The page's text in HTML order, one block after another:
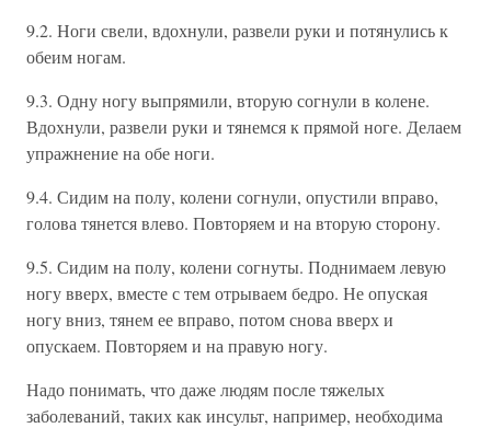
9.2. Ноги свели, вдохнули, развели руки и потянулись к
обеим ногам.
9.3. Одну ногу выпрямили, вторую согнули в колене.
Вдохнули, развели руки и тянемся к прямой ноге. Делаем
упражнение на обе ноги.
9.4. Сидим на полу, колени согнули, опустили вправо,
голова тянется влево. Повторяем и на вторую сторону.
9.5. Сидим на полу, колени согнуты. Поднимаем левую
ногу вверх, вместе с тем отрываем бедро. Не опуская
ногу вниз, тянем ее вправо, потом снова вверх и
опускаем. Повторяем и на правую ногу.
Надо понимать, что даже людям после тяжелых
заболеваний, таких как инсульт, например, необходима